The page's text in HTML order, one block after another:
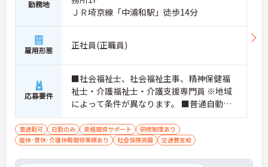
勤務地
ＪＲ埼京線「中浦和駅」徒歩14分
雇用形態 正社員(正職員)
応募要件
■社会福祉士、社会福祉主事、精神保健福
祉士・介護福祉士・介護支援専門員 ※地域
によって条件が異なります。 ■普通自動車
免許（AT限定可） ※未経験可、ブランク可
車通勤可 日勤のみ 資格取得サポート
研修制度あり
産休･育休･介護休暇取得実績あり
社会保険完備 交通費支給